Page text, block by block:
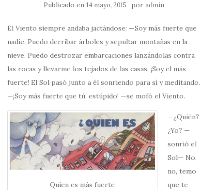
Publicado en 14 mayo, 2015 por admin
El Viento siempre andaba jactándose: —Soy más fuerte que
nadie. Puedo derribar árboles y sepultar montañas en la
nieve. Puedo destrozar embarcaciones lanzándolas contra
las rocas y llevarme los tejados de las casas. ¡Soy el más
fuerte! El Sol pasó junto a él sonriendo para sí y meditando.
—¡Soy más fuerte que tú, estúpido! —se mofó el Viento.
Quien es más fuerte
—¿Quién?
¿Yo? —
sonrió el
Sol— No,
no, temo
que te